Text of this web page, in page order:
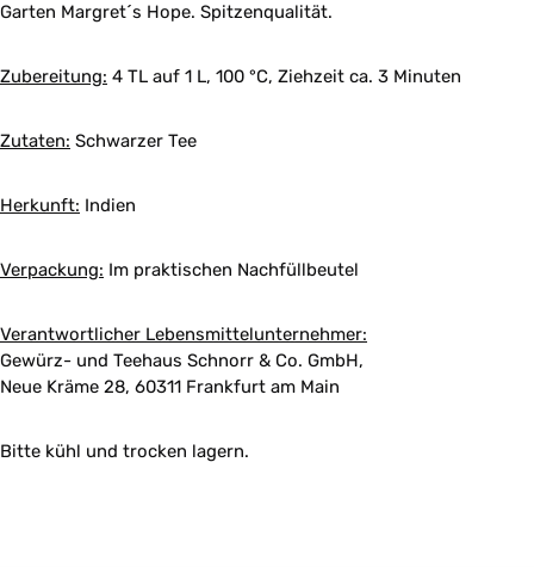
Garten Margret´s Hope. Spitzenqualität.
Zubereitung: 4 TL auf 1 L, 100 °C, Ziehzeit ca. 3 Minuten
Zutaten: Schwarzer Tee
Herkunft: Indien
Verpackung: Im praktischen Nachfüllbeutel
Verantwortlicher Lebensmittelunternehmer:
Gewürz- und Teehaus Schnorr & Co. GmbH,
Neue Kräme 28, 60311 Frankfurt am Main
Bitte kühl und trocken lagern.